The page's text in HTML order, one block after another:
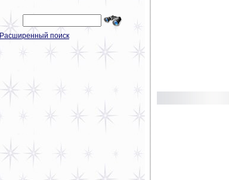
Расширенный поиск